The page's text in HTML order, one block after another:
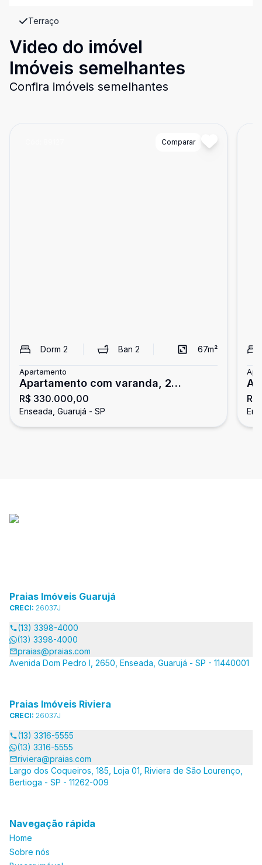
Terraço
Video do imóvel
Imóveis semelhantes
Confira imóveis semelhantes
Comparar
Dorm 2 Ban2 67m²
Apartamento
Apartamento com varanda, 2
dormitórios, Enseada, Guarujá
R$ 330.000,00
Enseada, Guarujá - SP
Praias Imóveis Guarujá
CRECI: 26037J
(13) 3398-4000
(13) 3398-4000
praias@praias.com
Avenida Dom Pedro I, 2650, Enseada, Guarujá - SP - 11440001
Praias Imóveis Riviera
CRECI: 26037J
(13) 3316-5555
(13) 3316-5555
riviera@praias.com
Largo dos Coqueiros, 185, Loja 01, Riviera de São Lourenço,
Bertioga - SP - 11262-009
Navegação rápida
Home
Sobre nós